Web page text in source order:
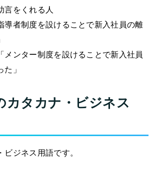
言をくれる人
導者制度を設けることで新入社員の離
メンター制度を設けることで新入社員
」
カタカナ・ビジネス
ジネス用語です。